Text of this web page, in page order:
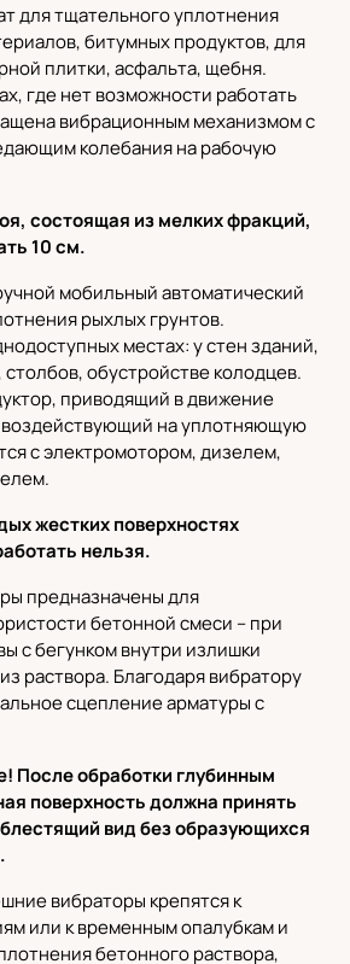
для тщательного уплотнения
битумных продуктов, для
плитки, асфальта, щебня.
где нет возможности работать
вибрационным механизмом с
колебания на рабочую
состоящая из мелких фракций,
10 см.
мобильный автоматический
рыхлых грунтов.
местах: у стен зданий,
столбов, обустройстве колодцев.
приводящий в движение
на уплотняющую
с электромотором, дизелем,
жестких поверхностях
нельзя.
предназначены для
бетонной смеси – при
с бегунком внутри излишки
раствора. Благодаря вибратору
сцепление арматуры с
После обработки глубинным
поверхность должна принять
вид без образующихся
вибраторы крепятся к
или к временным опалубкам и
бетонного раствора,